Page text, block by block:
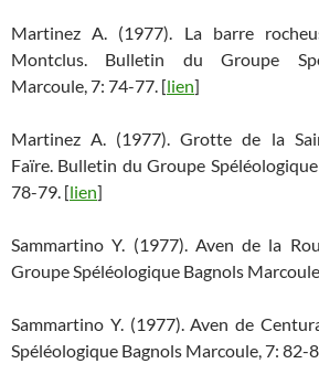
Martinez A. (1977). La barre
Montclus. Bulletin du Groupe
Marcoule, 7: 74-77. [lien]
Martinez A. (1977). Grotte de la
Faïre. Bulletin du Groupe
78-79. [lien]
Sammartino Y. (1977). Aven de la
Groupe Spéléologique Bagnols
Sammartino Y. (1977). Aven de
Spéléologique Bagnols Marcoule, 7: 82-